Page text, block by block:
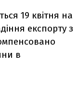
19 квітня на
експорту з
в